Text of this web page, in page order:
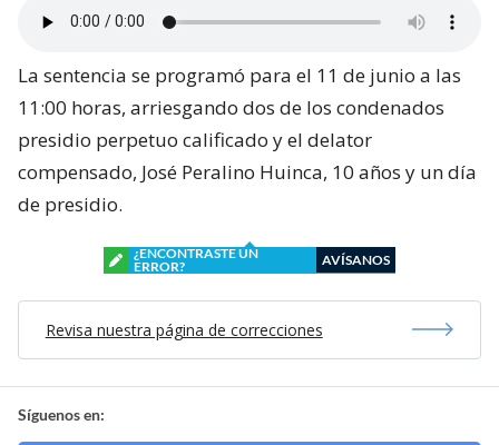
La sentencia se programó para el 11 de junio a las
11:00 horas, arriesgando dos de los condenados
presidio perpetuo calificado y el delator
compensado, José Peralino Huinca, 10 años y un día
de presidio.
¿ENCONTRASTE UN
ERROR?
AVÍSANOS
Revisa nuestra página de correcciones
Síguenos en: